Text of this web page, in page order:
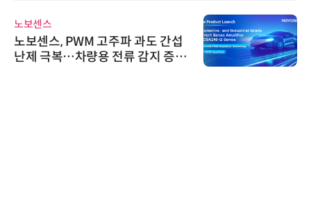
노보센스
노보센스, PWM 고주파 과도 간섭
난제 극복…차량용 전류 감지 증폭